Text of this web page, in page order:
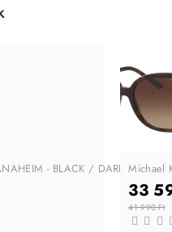
- BLACK / DARK GREY
Michael
33
41 990 Ft